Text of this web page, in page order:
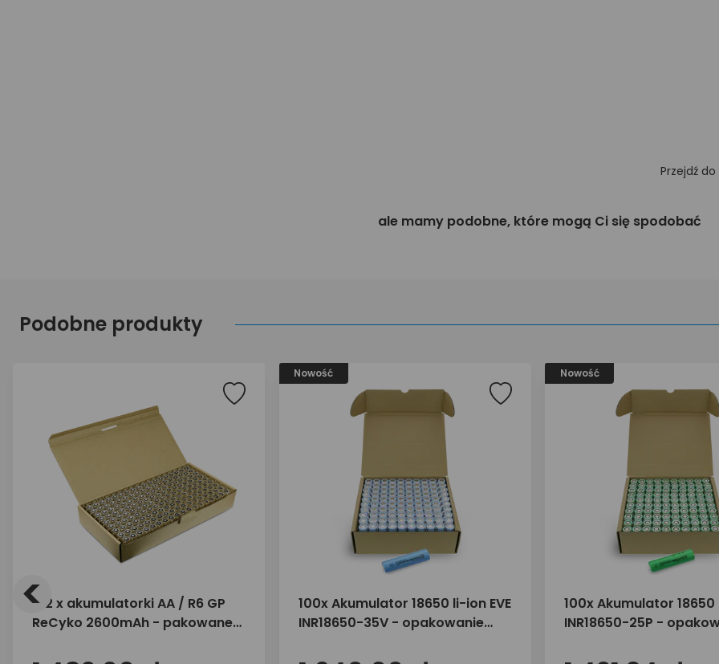
Przejdź do
ale mamy podobne, które mogą Ci się spodobać
Podobne produkty
162 x akumulatorki AA / R6 GP
ReCyko 2600mAh - pakowane
Nowość
100x Akumulator 18650 li-ion EVE
INR18650-35V - opakowanie
Nowość
100x Akumulator 18650
INR18650-25P -
<